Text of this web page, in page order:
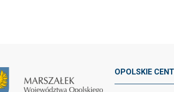
OPOLSKIE